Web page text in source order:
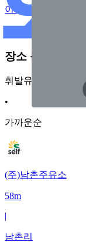
이 주유소의 사장님
장소 근처 주유소
휘발유
•
가까운순
(주)남촌주유소
58m
|
남촌리